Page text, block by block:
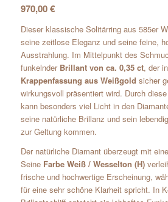
970,00€
Dieser klassische Solitärring aus 585er
seine zeitlose Eleganz und seine feine,
Ausstrahlung. Im Mittelpunkt des
funkelnder Brillant von ca. 0,35 ct, der
Krappenfassung aus Weißgold sicher
wirkungsvoll präsentiert wird. Durch
kann besonders viel Licht in den
seine natürliche Brillanz und sein
zur Geltung kommen.
Der natürliche Diamant überzeugt mit
Seine Farbe Weiß / Wesselton (H)
frische und hochwertige Erscheinung,
für eine sehr schöne Klarheit spricht. In